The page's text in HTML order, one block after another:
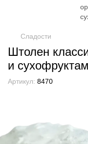
Сладости
Штолен
и
Артикул: 8470